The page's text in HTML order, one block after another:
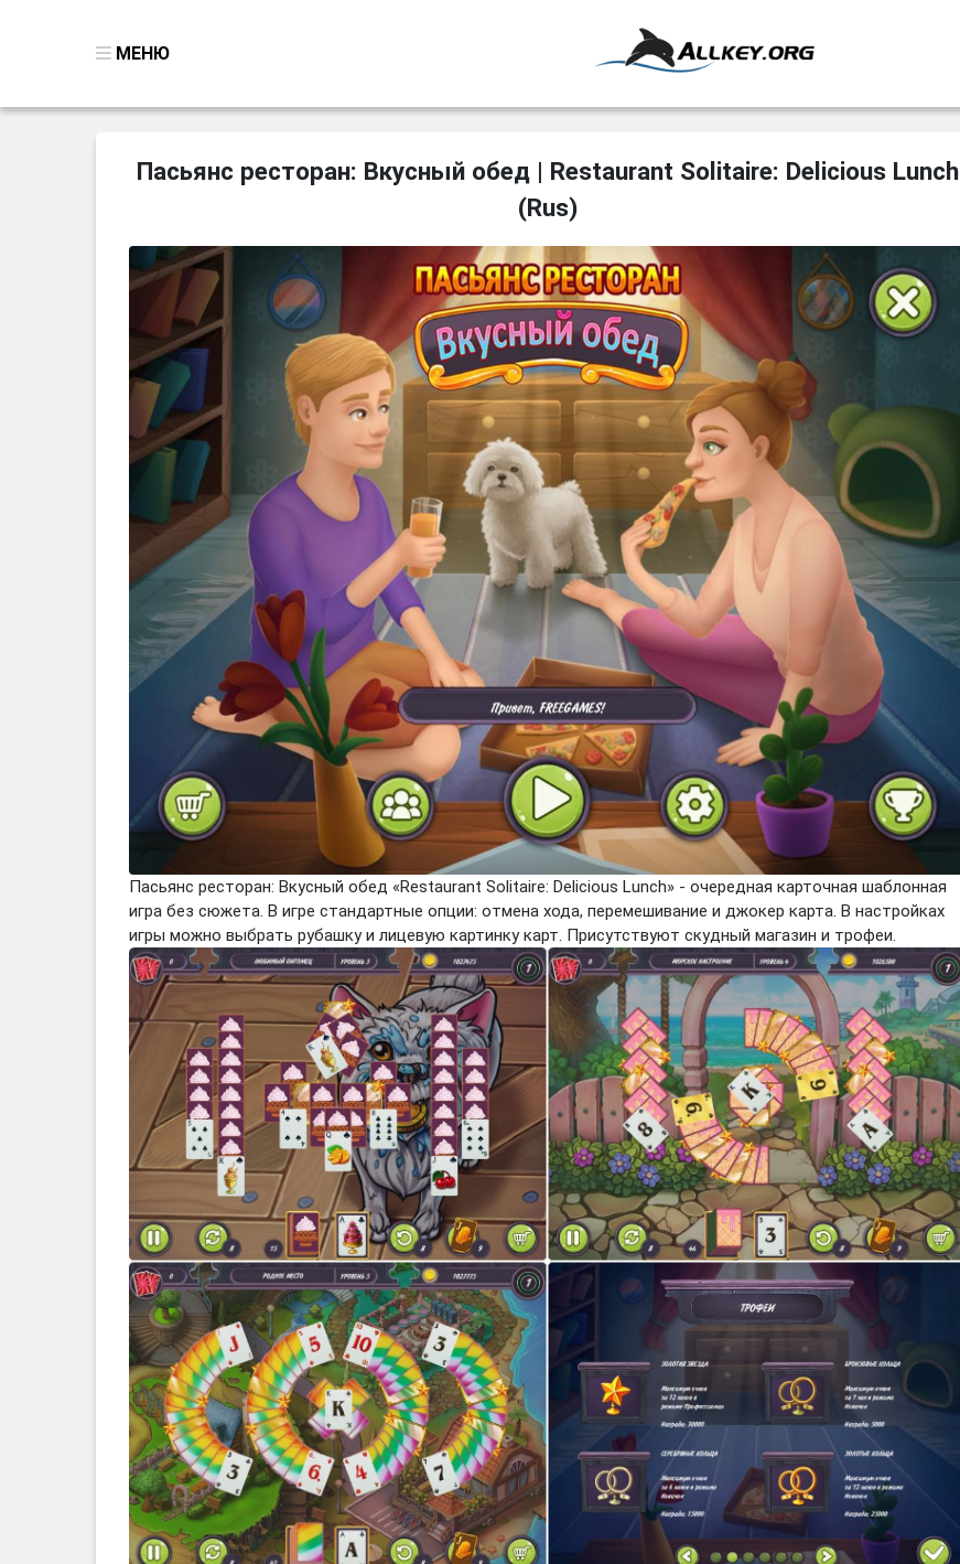
МЕНЮ
ПОИСК ПРЕДМЕТОВ
БИЗНЕС
ТРИ-В-РЯД
СТРАТЕГИИ
СТРЕЛЯЛКИ
КВЕСТ
КАК СКАЧАТЬ
Пасьянс ресторан: Вкусный обед | Restaurant Solitaire: Delicious Lunch
(Rus)
Пасьянс ресторан: Вкусный обед «Restaurant Solitaire: Delicious Lunch» - очередная карточная шаблонная
игра без сюжета. В игре стандартные опции: отмена хода, перемешивание и джокер карта. В настройках
игры можно выбрать рубашку и лицевую картинку карт. Присутствуют скудный магазин и трофеи.